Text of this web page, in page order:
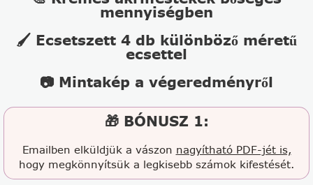
mennyiségben
🖌️ Ecsetszett 4 db különböző méretű
ecsettel
📷 Mintakép a végeredményről
🎁 BÓNUSZ 1:
Emailben elküldjük a vászon nagyítható PDF-jét is,
hogy megkönnyítsük a legkisebb számok kifestését.